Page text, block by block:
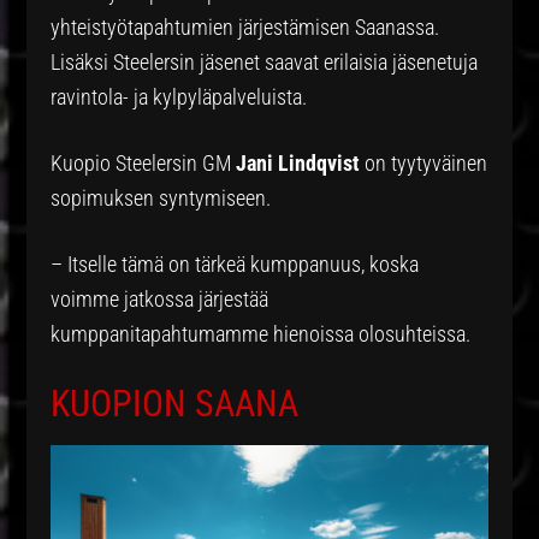
yhteistyötapahtumien järjestämisen Saanassa.
Lisäksi Steelersin jäsenet saavat erilaisia jäsenetuja
ravintola- ja kylpyläpalveluista.
Kuopio Steelersin GMJani Lindqvist on tyytyväinen
sopimuksen syntymiseen.
– Itselle tämä on tärkeä kumppanuus, koska
voimme jatkossa järjestää
kumppanitapahtumamme hienoissa olosuhteissa.
KUOPION SAANA